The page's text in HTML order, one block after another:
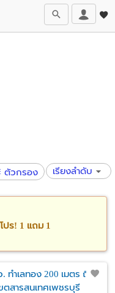
ตัวกรอง เรียงลำดับ
โปร! 1 แถม 1
ทำเลทอง 200 เมตร ถึง
ตสารสนเทศเพชรบุรี